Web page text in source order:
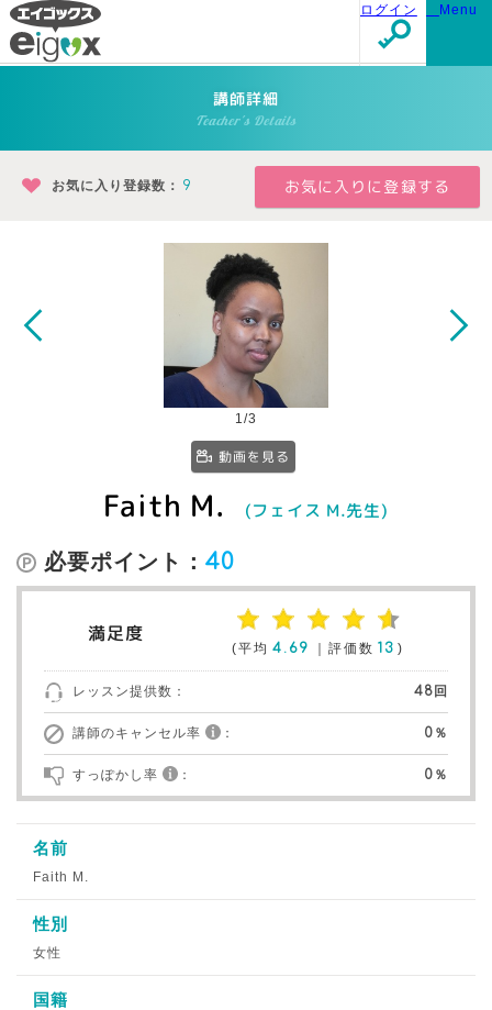
Menu
ログイン
講師詳細
Teacher's Details
1/3
動画を見る
Faith M. (フェイス M.先生)
必要ポイント： 40
満足度
(平均 4.69 ｜評価数 13 )
レッスン提供数： 48回
講師のキャンセル率 ： 0％
すっぽかし率 ： 0％
お気に入り登録数：9
名前
Faith M.
性別
女性
国籍